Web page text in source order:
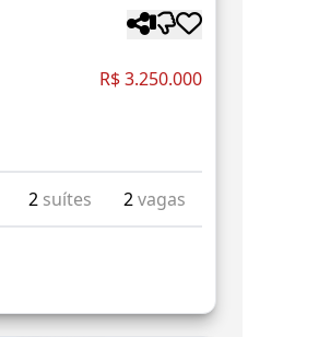
R$ 3.250.000
2 suítes 2vagas